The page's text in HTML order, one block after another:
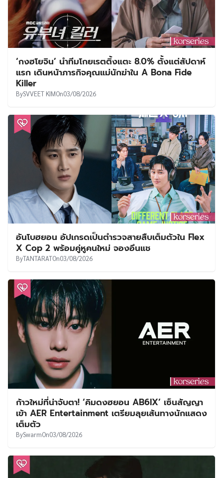
‘กงฮโยจิน’ นำทีมโกยเรตติ้งแตะ 8.0% ตั้งแต่สัปดาห์
แรก เดินหน้าภารกิจคุณแม่นักฆ่าใน A Bona Fide
Killer
BySVVEET KIMOn03/08/2026
อันโบฮยอน อัปเกรดเป็นตำรวจสายสืบเต็มตัวใน Flex
X Cop 2 พร้อมคู่หูคนใหม่ จองอึนแช
ByTANTARATOn03/08/2026
ก้าวใหม่ที่น่าจับตา! ‘คิมดงฮยอน AB6IX’ เซ็นสัญญา
เข้า AER Entertainment เตรียมลุยเส้นทางนักแสดง
เต็มตัว
BySwarmOn03/08/2026